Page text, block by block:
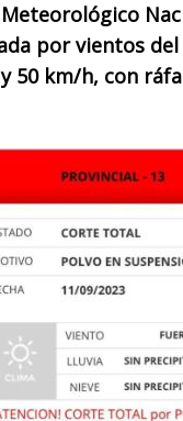
por vientos
50 km/h, con